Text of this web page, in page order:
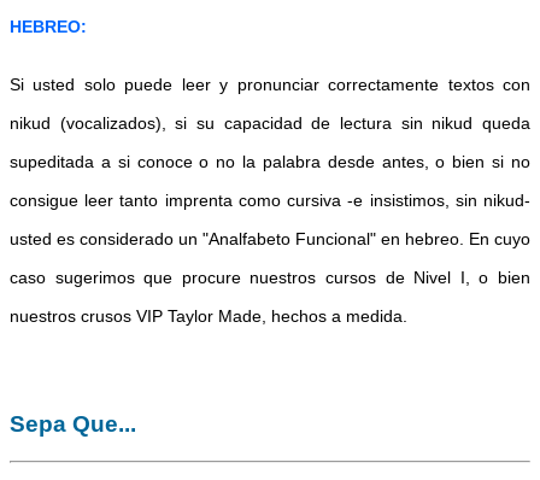
HEBREO:
Si usted solo puede leer y pronunciar correctamente textos con
nikud (vocalizados), si su capacidad de lectura sin nikud queda
supeditada a si conoce o no la palabra desde antes, o bien si no
consigue leer tanto imprenta como cursiva -e insistimos, sin nikud-
usted es considerado un "Analfabeto Funcional" en hebreo. En cuyo
caso sugerimos que procure nuestros cursos de Nivel I, o bien
nuestros crusos VIP Taylor Made, hechos a medida.
Sepa Que...